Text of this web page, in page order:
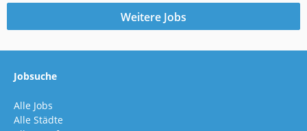
Weitere Jobs
Jobsuche
Alle Jobs
Alle Städte